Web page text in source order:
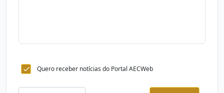
Quero receber notícias do Portal AECWeb